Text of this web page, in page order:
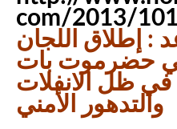
com/2013/
: إطلاق اللجان
في حضرموت بات
ظل الانفلات
والتدهور الأمني